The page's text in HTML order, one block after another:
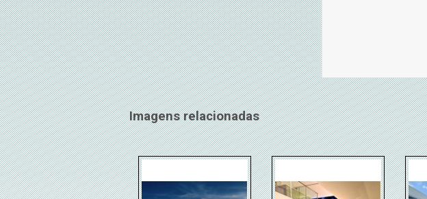
Imagens relacionadas